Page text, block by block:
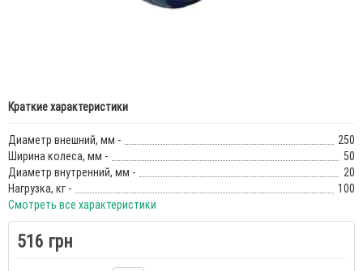
Краткие характеристики
Диаметр внешний, мм -
250
Ширина колеса, мм -
50
Диаметр внутренний, мм -
20
Нагрузка, кг -
100
Смотреть все характеристики
516 грн